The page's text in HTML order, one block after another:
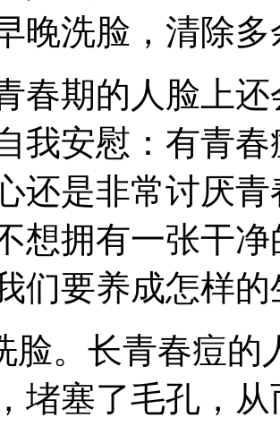
晚洗脸，清除
春期的人脸上
我安慰：有青
还是非常讨厌
想拥有一张干
们要养成怎样
脸。长青春痘
堵塞了毛孔，